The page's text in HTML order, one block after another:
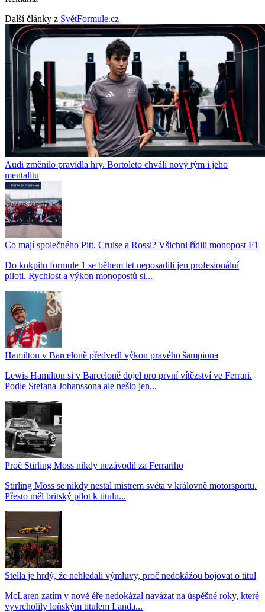
Další články z SvětFormule.cz
Audi změnilo pravidla hry. Bortoleto chválí nový tým i jeho
mentalitu
Co mají společného Pitt, Cruise a Rossi? Všichni řídili monopost F1
Do kokpitu formule 1 se během let neposadili jen profesionální
piloti. Rychlost a výkon monopostů si...
Hamilton v Barceloně předvedl výkon pravého šampiona
Lewis Hamilton si v Barceloně dojel pro první vítězství ve Ferrari.
Podle Stefana Johanssona ale nešlo jen...
Proč Stirling Moss nikdy nezávodil za Ferrariho
Stirling Moss se nikdy nestal mistrem světa v královně motorsportu.
Přesto měl britský pilot k titulu...
Stella je hrdý, že nehledali výmluvy, proč nedokážou bojovat o titul
McLaren zatím v nové éře nedokázal navázat na úspěšné roky, které
vyvrcholily loňským titulem Landa...